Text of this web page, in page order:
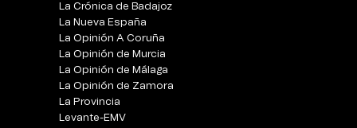
La Crónica de Badajoz
La Nueva España
La Opinión A Coruña
La Opinión de Murcia
La Opinión de Málaga
La Opinión de Zamora
La Provincia
Levante-EMV